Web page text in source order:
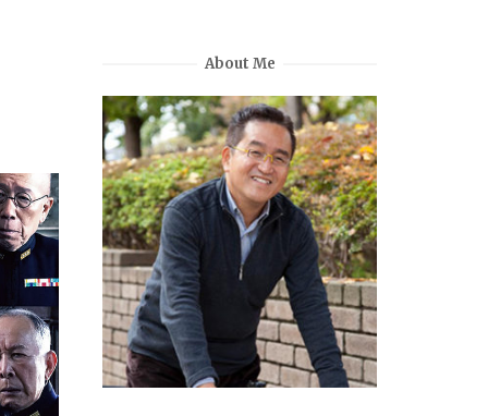
About Me